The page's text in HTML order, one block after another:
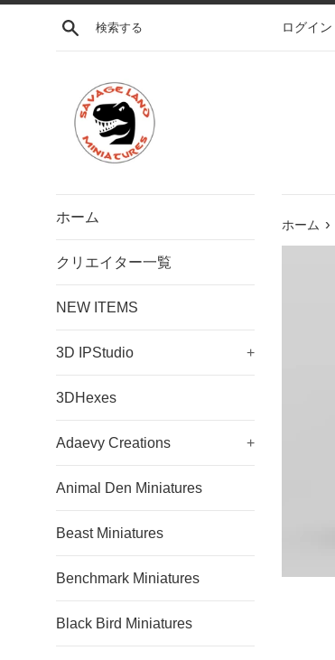
コ
検索する ログイン
ホーム
クリエイター一覧
NEW ITEMS
3D IPStudio +
3DHexes
Adaevy Creations +
Animal Den Miniatures
Beast Miniatures
Benchmark Miniatures
Black Bird Miniatures
ホーム ›